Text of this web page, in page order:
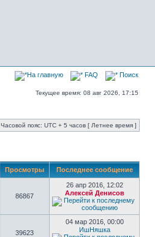
На главную FAQ Поиск
Текущее время: 08 авг 2026, 17:15
Часовой пояс: UTC + 5 часов [ Летнее время ]
Просмотры Последнее сообщение
86867
26 апр 2016, 12:02
Алексей Денисов
39623
04 мар 2016, 00:00
ИшНяшка